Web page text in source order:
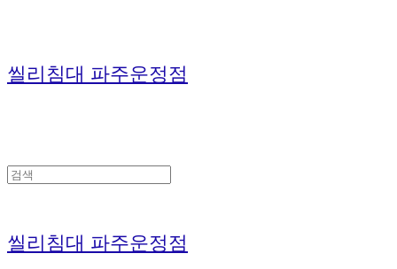
씰리침대 파주운정점
씰리침대 파주운정점